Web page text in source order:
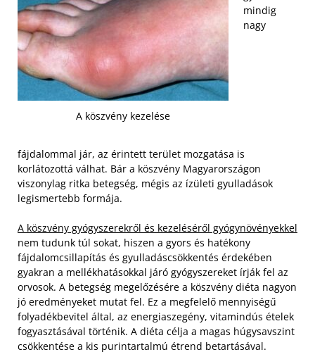
A köszvény kezelése
mindig
nagy
fájdalommal jár, az érintett terület mozgatása is
korlátozottá válhat. Bár a köszvény Magyarországon
viszonylag ritka betegség, mégis az ízületi gyulladások
legismertebb formája.
A köszvény gyógyszerekről és kezeléséről gyógynövényekkel
nem tudunk túl sokat, hiszen a gyors és hatékony
fájdalomcsillapítás és gyulladáscsökkentés érdekében
gyakran a mellékhatásokkal járó gyógyszereket írják fel az
orvosok. A betegség megelőzésére a köszvény diéta nagyon
jó eredményeket mutat fel. Ez a megfelelő mennyiségű
folyadékbevitel által, az energiaszegény, vitamindús ételek
fogyasztásával történik. A diéta célja a magas húgysavszint
csökkentése a kis purintartalmú étrend betartásával.